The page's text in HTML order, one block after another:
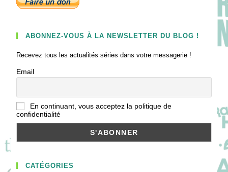
ABONNEZ-VOUS À LA NEWSLETTER DU BLOG !
Recevez tous les actualités séries dans votre messagerie !
Email
En continuant, vous acceptez la politique de
confidentialité
CATÉGORIES